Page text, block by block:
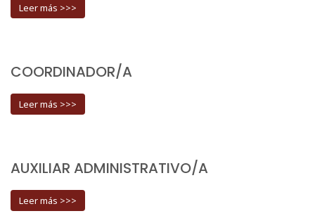
Leer más >>>
COORDINADOR/A
Leer más >>>
AUXILIAR ADMINISTRATIVO/A
Leer más >>>